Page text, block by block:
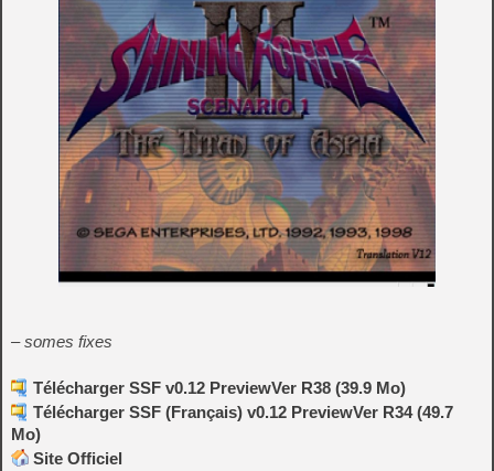
– somes fixes
Télécharger SSF v0.12 PreviewVer R38 (39.9 Mo)
Télécharger SSF (Français) v0.12 PreviewVer R34 (49.7
Mo)
Site Officiel